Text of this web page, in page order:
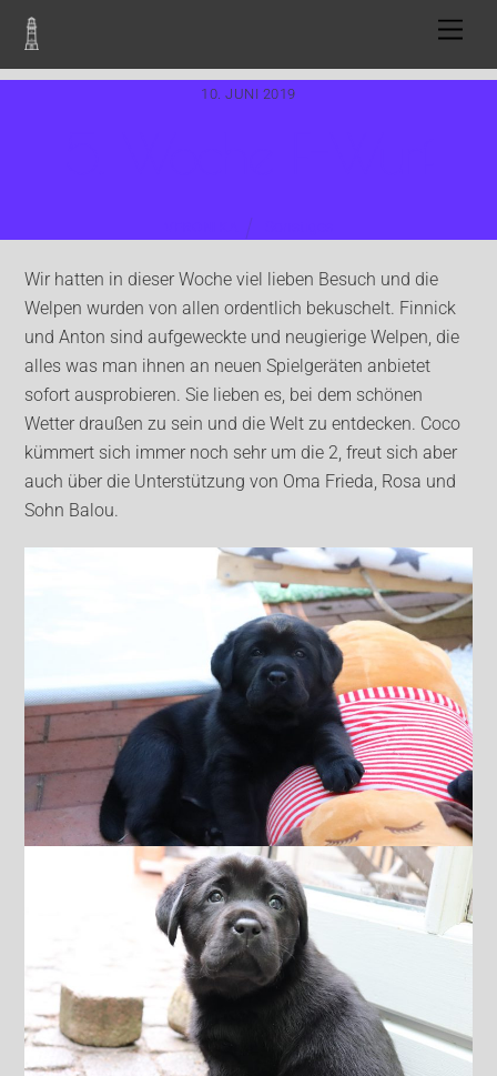
Skip
content
10. JUNI 2019
Wir hatten in dieser Woche viel lieben Besuch und die
Welpen wurden von allen ordentlich bekuschelt. Finnick
und Anton sind aufgeweckte und neugierige Welpen, die
alles was man ihnen an neuen Spielgeräten anbietet
sofort ausprobieren. Sie lieben es, bei dem schönen
Wetter draußen zu sein und die Welt zu entdecken. Coco
kümmert sich immer noch sehr um die 2, freut sich aber
auch über die Unterstützung von Oma Frieda, Rosa und
Sohn Balou.